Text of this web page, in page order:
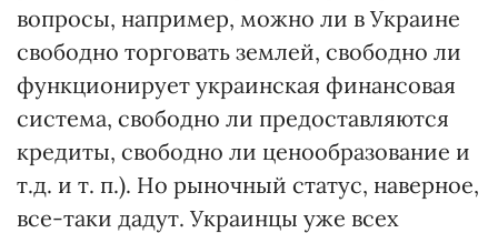
вопросы, например, можно ли в Украине
свободно торговать землей, свободно ли
функционирует украинская финансовая
система, свободно ли предоставляются
кредиты, свободно ли ценообразование и
т.д. и т. п.). Но рыночный статус, наверное,
все-таки дадут. Украинцы уже всех